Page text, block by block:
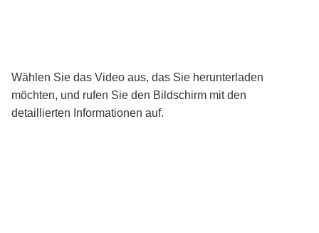
Wählen Sie das Video aus, das Sie herunterladen
möchten, und rufen Sie den Bildschirm mit den
detaillierten Informationen auf.